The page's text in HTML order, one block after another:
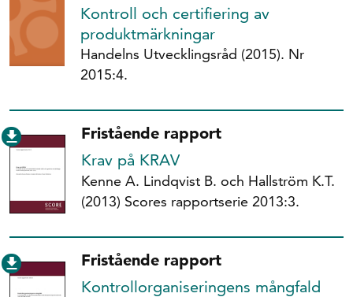
Kontroll och certifiering av
produktmärkningar
Handelns Utvecklingsråd (2015). Nr
2015:4.
Fristående rapport
Krav på KRAV
Kenne A. Lindqvist B. och Hallström K.T.
(2013) Scores rapportserie 2013:3.
Fristående rapport
Kontrollorganiseringens mångfald